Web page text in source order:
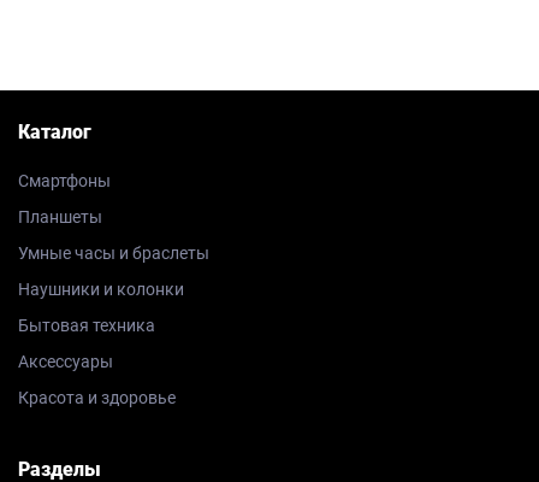
Каталог
Смартфоны
Планшеты
Умные часы и браслеты
Наушники и колонки
Бытовая техника
Аксессуары
Красота и здоровье
Разделы